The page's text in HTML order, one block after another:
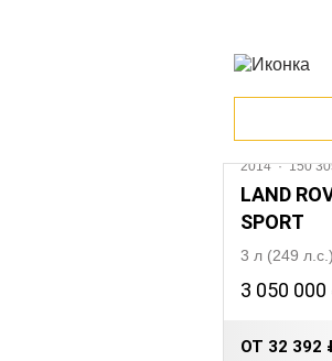
2014·150
LAND
SPORT
3 л (249
3 050 000
ОТ 32 392